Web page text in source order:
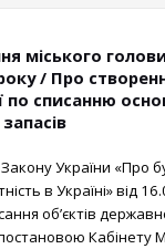
міського
/ Про
по списанню
України «Про
в Україні» від
об’єктів
Кабінету